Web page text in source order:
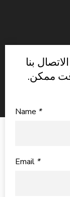
بنا
ممكن.
*
Name
*
Email